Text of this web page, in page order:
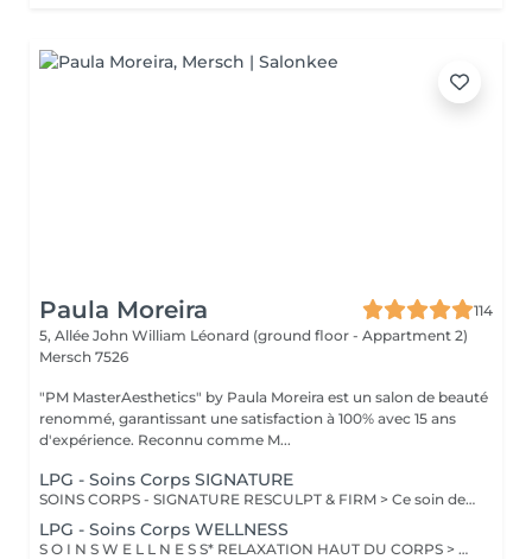
Paula Moreira
114
5, Allée John William Léonard (ground floor - Appartment 2)
Mersch 7526
"PM MasterAesthetics" by Paula Moreira est un salon de beauté
renommé, garantissant une satisfaction à 100% avec 15 ans
d'expérience. Reconnu comme M...
LPG - Soins Corps SIGNATURE
SOINS CORPS - SIGNATURE RESCULPT & FIRM > Ce soin de l'ensemble du corps raffermit la peau et redonne du galbe aux courbes pour retrouver une silhouette resculptée et plus ferme tout en procurant un grand moment de bien-être. CELLULITE LISSANT > Ce soin ciblé déstocke les graisses localisées, défibrose et assouplit les tissus pour traiter efficacement la cellulite adipeuse et fibreuse tout en procurant un grand moment de bien-être. DÉCOUVERTE Ce soin propose une introduction à la technique endermologie® afin de découvrir le potentiel des différentes stimulations cellulaires et les sensations uniques qu'elles procurent. BILAN PERSONNALISÉ Tout programme de soin endermologie® corps commence par un bilan ultra-précis, avec l'application professionnelle ENDERMOLINK. Il se déroule en trois étapes clés : 1. Décryptage de votre mode de vie. 2. Analyse pointue de l'état de votre peau. 3. Création de votre programme sur-mesure.
LPG - Soins Corps WELLNESS
S O I N S W E L L N E S S* RELAXATION HAUT DU CORPS > Ce soin favorise un relâchement profond des tensions dans le dos, la nuque, les épaules et le cuir chevelu pour apporter une relaxation complète et une sensation de bien-être global revitalisante. DÉTOX DRAINANT > Ce soin active les échanges circulatoires pour agir sur la rétention d'eau et éliminer les toxines, offrant un effet dynamisant et une sensation de légèreté aux jambes. VITALITÉ STRESS SOMMEIL > Ce soin de l'ensemble du corps diminue le stress, augmente la vitalité et améliore la qualité du sommeil pour apporter un mieux-être global tout en renforçant les défenses naturelles. RECUP DEEP TISSUE > En agissant sur les tissus profonds, ce soin soulage les tensions musculaires et favorise une meilleure récupération sportive en diminuant les courbatures. INTENSE WELLNESS > Ce soin de l'ensemble du corps détend les zones de tensions musculaires et favorise un lâcher prise total, offrant ainsi une relaxation profonde et une sensation de bien-être intensifi ée.